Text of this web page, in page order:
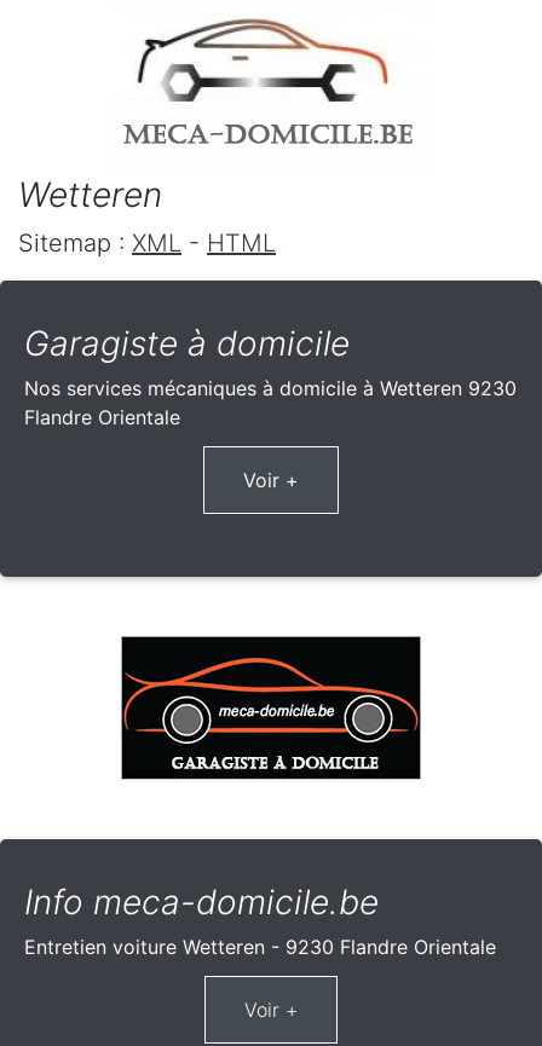
Wetteren
Sitemap : XML - HTML
Garagiste à domicile
Nos services mécaniques à domicile à Wetteren 9230
Flandre Orientale
Voir +
Info meca-domicile.be
Entretien voiture Wetteren - 9230 Flandre Orientale